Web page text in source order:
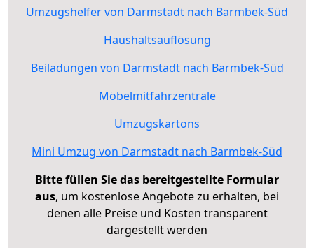
Umzugshelfer von Darmstadt nach Barmbek-Süd
Haushaltsauflösung
Beiladungen von Darmstadt nach Barmbek-Süd
Möbelmitfahrzentrale
Umzugskartons
Mini Umzug von Darmstadt nach Barmbek-Süd
Bitte füllen Sie das bereitgestellte Formular
aus, um kostenlose Angebote zu erhalten, bei
denen alle Preise und Kosten transparent
dargestellt werden